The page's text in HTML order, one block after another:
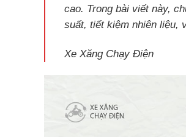
cao. Trong bài viết này,
suất, tiết kiệm nhiên liệu,
Xe Xăng Chạy Điện